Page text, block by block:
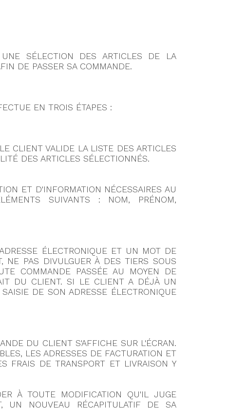
SÉLECTION DES ARTICLES DE LA
DE PASSER SA COMMANDE.
EN TROIS ÉTAPES :
CLIENT VALIDE LA LISTE DES ARTICLES
DES ARTICLES SÉLECTIONNÉS.
ET D'INFORMATION NÉCESSAIRES AU
SUIVANTS : NOM, PRÉNOM,
ÉLECTRONIQUE ET UN MOT DE
NE PAS DIVULGUER À DES TIERS SOUS
COMMANDE PASSÉE AU MOYEN DE
DU CLIENT. SI LE CLIENT A DÉJÀ UN
DE SON ADRESSE ÉLECTRONIQUE
DU CLIENT S'AFFICHE SUR L'ÉCRAN.
LES ADRESSES DE FACTURATION ET
FRAIS DE TRANSPORT ET LIVRAISON Y
À TOUTE MODIFICATION QU'IL JUGE
UN NOUVEAU RÉCAPITULATIF DE SA